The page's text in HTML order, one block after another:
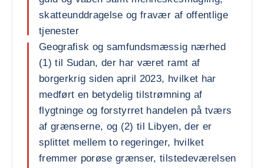
skatteunddragelse og fravær af offentlige
tjenester
Geografisk og samfundsmæssig nærhed
(1) til Sudan, der har været ramt af
borgerkrig siden april 2023, hvilket har
medført en betydelig tilstrømning af
flygtninge og forstyrret handelen på tværs
af grænserne, og (2) til Libyen, der er
splittet mellem to regeringer, hvilket
fremmer porøse grænser, tilstedeværelsen